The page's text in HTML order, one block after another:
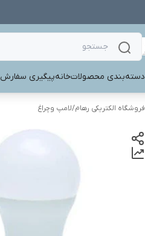
دسته‌بندی محصولاتخانهپیگیری سفارش
فروشگاه الکتریکی رهام/لامپ وچراغ